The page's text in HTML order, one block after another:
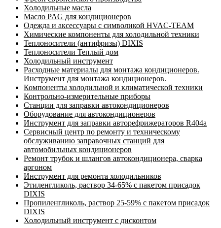
Холодильные масла
Масло PAG для кондиционеров
Одежда и аксессуары с символикой HVAC-TEAM
Химические компоненты для холодильной техники
Теплоносители (антифризы) DIXIS
Теплоносители Теплый дом
Холодильный инструмент
Расходные материалы для монтажа кондиционеров.
Инструмент для монтажа кондиционеров.
Компоненты холодильной и климатической техники
Контрольно-измерительные приборы
Станции для заправки автокондиционеров
Оборудование для автокондиционеров
Инструмент для заправки авторефрижераторов R404a
Сервисный центр по ремонту и техническому
обслуживанию заправочных станций для
автомобильных кондиционеров
Ремонт трубок и шлангов автокондиционера, сварка
аргоном
Инструмент для ремонта холодильников
Этиленгликоль, раствор 34-65% с пакетом присадок
DIXIS
Пропиленгликоль, раствор 25-59% с пакетом присадок
DIXIS
Холодильный инструмент с дисконтом